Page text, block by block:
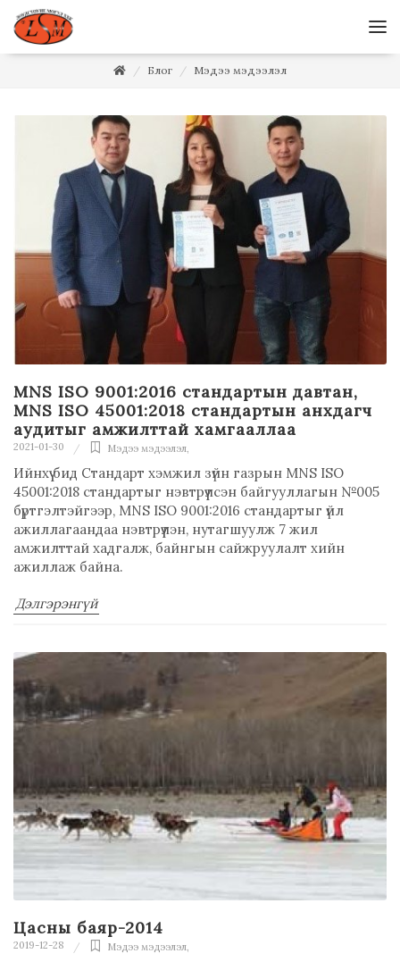
Блог Мэдээ мэдээлэл
MNS ISO 9001:2016 стандартын давтан,
MNS ISO 45001:2018 стандартын анхдагч
аудитыг амжилттай хамгааллаа
2021-01-30 Мэдээ мэдээлэл
Ийнхүү бид Стандарт хэмжил зүйн газрын MNS ISO
45001:2018 стандартыг нэвтрүүлсэн байгууллагын №005
бүртгэлтэйгээр, MNS ISO 9001:2016 стандартыг үйл
ажиллагаандаа нэвтрүүлэн, нутагшуулж 7 жил
амжилттай хадгалж, байнгын сайжруулалт хийн
ажиллаж байна.
Дэлгэрэнгүй
Цасны баяр-2014
2019-12-28 Мэдээ мэдээлэл,